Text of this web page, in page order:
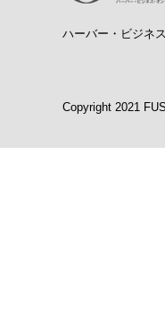
ハーバー・ビジネ
Copyright 2021